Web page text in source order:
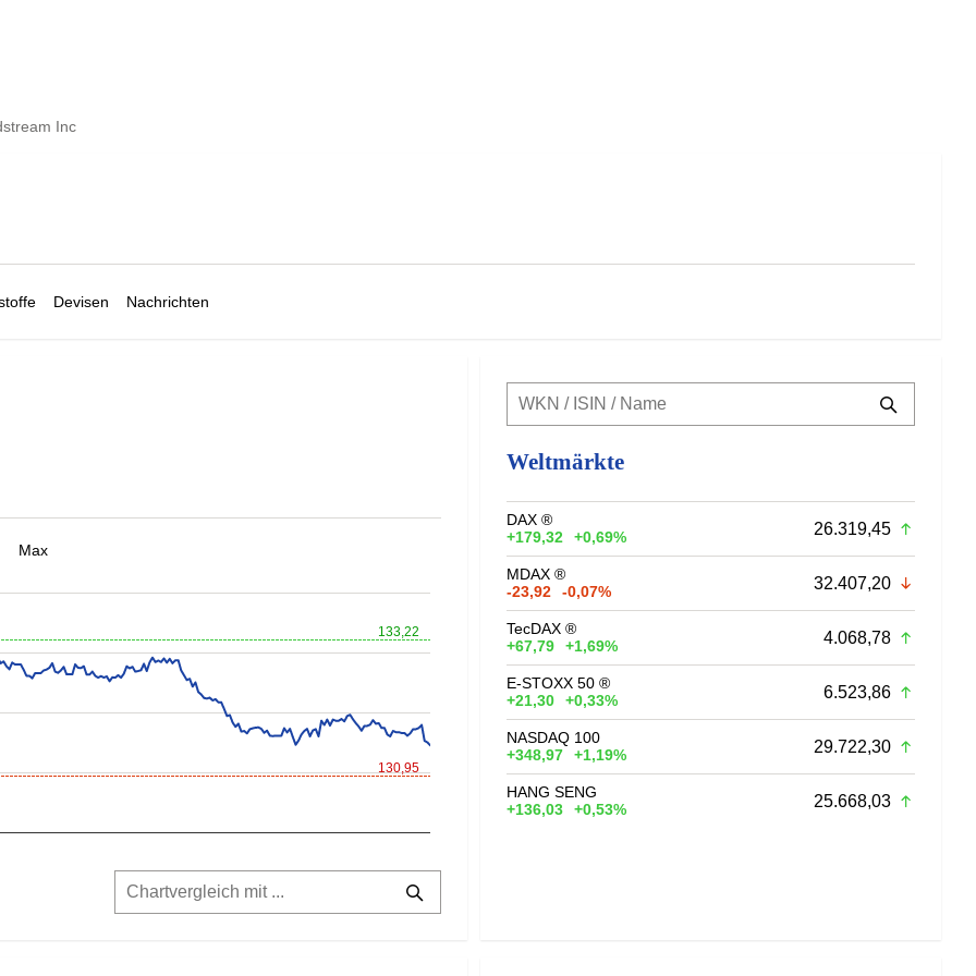
Inc
Devisen Nachrichten
Max
133,22
130,95
Weltmärkte
DAX ®
+179,32
+0,69% 26.319,45
MDAX ®
-23,92
-0,07% 32.407,20
TecDAX ®
+67,79
+1,69% 4.068,78
E-STOXX 50 ®
+21,30
+0,33% 6.523,86
NASDAQ 100
+348,97
+1,19% 29.722,30
HANG SENG
+136,03
+0,53% 25.668,03